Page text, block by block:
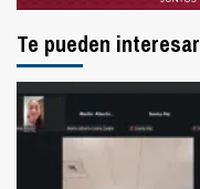
Te pueden interesar